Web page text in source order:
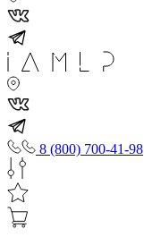
8 (800) 700-41-98